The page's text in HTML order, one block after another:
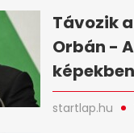
Távozik
Orbán -
képekben
startlap.hu